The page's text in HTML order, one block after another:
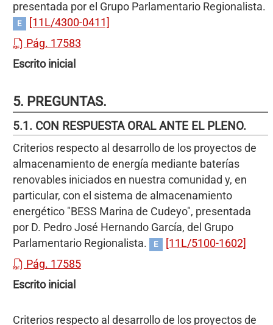
presentada por el Grupo Parlamentario Regionalista.
E
[11L/4300-0411]
Pág. 17583
Escrito inicial
5. PREGUNTAS.
5.1. CON RESPUESTA ORAL ANTE EL PLENO.
Criterios respecto al desarrollo de los proyectos de
almacenamiento de energía mediante baterías
renovables iniciados en nuestra comunidad y, en
particular, con el sistema de almacenamiento
energético "BESS Marina de Cudeyo", presentada
por D. Pedro José Hernando García, del Grupo
Parlamentario Regionalista.
E
[11L/5100-1602]
Pág. 17585
Escrito inicial
Criterios respecto al desarrollo de los proyectos de